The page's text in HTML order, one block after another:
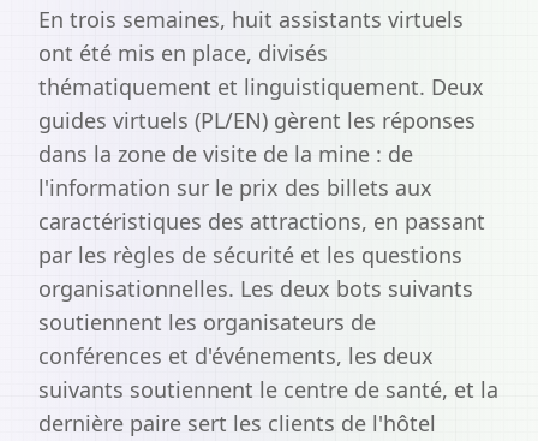
En trois semaines, huit assistants virtuels
ont été mis en place, divisés
thématiquement et linguistiquement. Deux
guides virtuels (PL/EN) gèrent les réponses
dans la zone de visite de la mine : de
l'information sur le prix des billets aux
caractéristiques des attractions, en passant
par les règles de sécurité et les questions
organisationnelles. Les deux bots suivants
soutiennent les organisateurs de
conférences et d'événements, les deux
suivants soutiennent le centre de santé, et la
dernière paire sert les clients de l'hôtel